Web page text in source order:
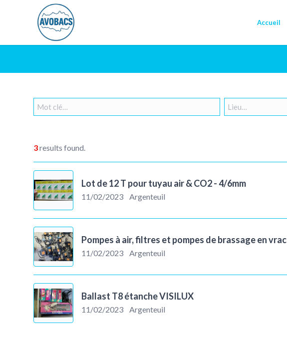
Accueil
3results found.
Lot de 12 T pour tuyau air & CO2 - 4/6mm
11/02/2023 Argenteuil
Pompes à air, filtres et pompes de brassage en vrac
11/02/2023 Argenteuil
Ballast T8 étanche VISILUX
11/02/2023 Argenteuil